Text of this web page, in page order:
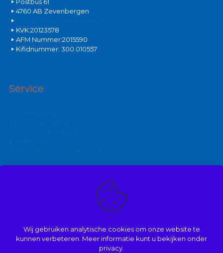
4760 AB Zevenbergen
KVK:20123578
AFM Nummer:2015590
Kifidnummer: 300.010557
Service
Vergelijk autoverzekering
Wij gebruiken analytische cookies om onze website te
kunnen verbeteren. Meer informatie kunt u bekijken onder
privacy.